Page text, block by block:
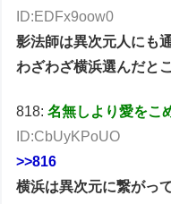
ID:EDFx9oow0
影法師は異次元人にも
わざわざ横浜選んだと
818:名無しより愛をこ
ID:CbUyKPoUO
>>816
横浜は異次元に繋がっ